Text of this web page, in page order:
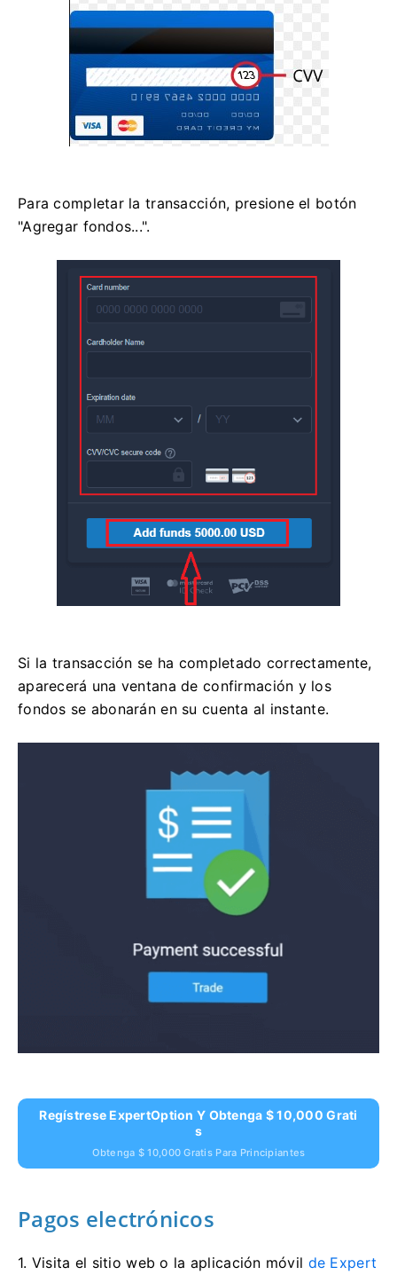
Para completar la transacción, presione el botón
"Agregar fondos...".
Si la transacción se ha completado correctamente,
aparecerá una ventana de confirmación y los
fondos se abonarán en su cuenta al instante.
Regístrese ExpertOption Y Obtenga $ 10,000 Grati
S
Obtenga $ 10,000 Gratis Para Principiantes
Pagos electrónicos
1. Visita el sitio web o la aplicación móvil de Expert